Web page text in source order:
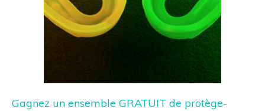
Gagnez un ensemble GRATUIT de protège-